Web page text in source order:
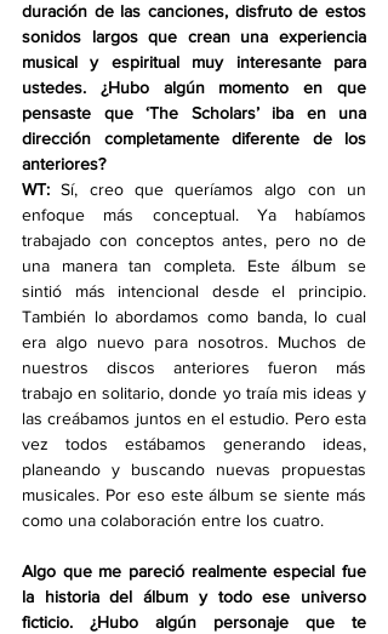
duración de las canciones, disfruto de estos
sonidos largos que crean una experiencia
musical y espiritual muy interesante para
ustedes. ¿Hubo algún momento en que
pensaste que ‘The Scholars’ iba en una
dirección completamente diferente de los
anteriores?
WT: Sí, creo que queríamos algo con un
enfoque más conceptual. Ya habíamos
trabajado con conceptos antes, pero no de
una manera tan completa. Este álbum se
sintió más intencional desde el principio.
También lo abordamos como banda, lo cual
era algo nuevo para nosotros. Muchos de
nuestros discos anteriores fueron más
trabajo en solitario, donde yo traía mis ideas y
las creábamos juntos en el estudio. Pero esta
vez todos estábamos generando ideas,
planeando y buscando nuevas propuestas
musicales. Por eso este álbum se siente más
como una colaboración entre los cuatro.
Algo que me pareció realmente especial fue
la historia del álbum y todo ese universo
ficticio. ¿Hubo algún personaje que te